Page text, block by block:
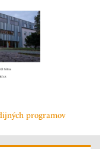
programov